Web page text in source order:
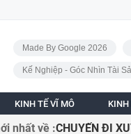
Made By Google 2026
Kế Nghiệp - Góc Nhìn Tài
KINH TẾ VĨ MÔ
nhất về :CHUYẾN ĐI